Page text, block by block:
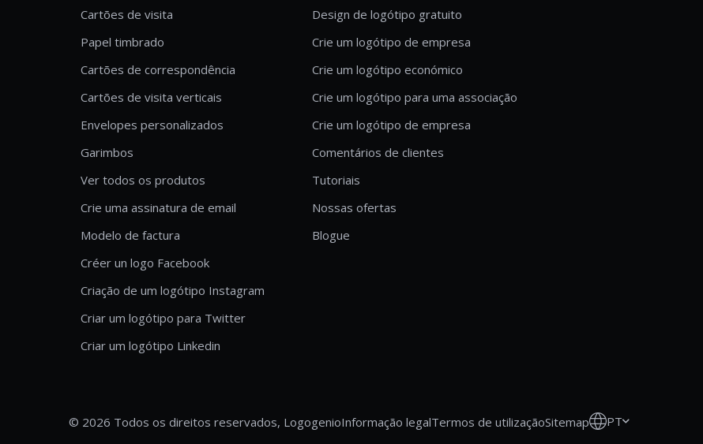
Cartões de visita
Papel timbrado
Cartões de correspondência
Cartões de visita verticais
Envelopes personalizados
Garimbos
Ver todos os produtos
Crie uma assinatura de email
Modelo de factura
Créer un logo Facebook
Criação de um logótipo Instagram
Criar um logótipo para Twitter
Criar um logótipo Linkedin
Design de logótipo gratuito
Crie um logótipo de empresa
Crie um logótipo económico
Crie um logótipo para uma associação
Crie um logótipo de empresa
Comentários de clientes
Tutoriais
Nossas ofertas
Blogue
© 2026 Todos os direitos reservados, LogogenioInformação legalTermos de utilizaçãoSitemap PT